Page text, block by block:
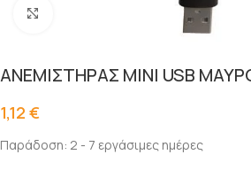
ΑΝΕΜΙΣΤΗΡΑΣ ΜΙΝΙ USB
1,12 €
Παράδοση: 2 - 7 εργάσιμες ημέρες